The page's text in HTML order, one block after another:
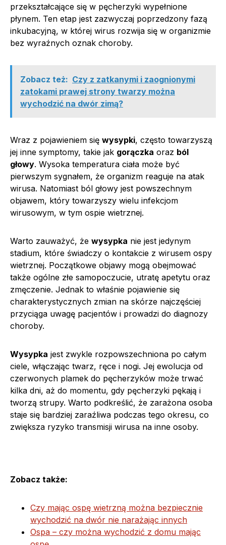
przekształcające się w pęcherzyki wypełnione
płynem. Ten etap jest zazwyczaj poprzedzony fazą
inkubacyjną, w której wirus rozwija się w organizmie
bez wyraźnych oznak choroby.
Zobacz też: Czy z zatkanymi i zaognionymi
zatokami prawej strony twarzy można
wychodzić na dwór zimą?
Wraz z pojawieniem się wysypki, często towarzyszą
jej inne symptomy, takie jak gorączka oraz ból
głowy. Wysoka temperatura ciała może być
pierwszym sygnałem, że organizm reaguje na atak
wirusa. Natomiast ból głowy jest powszechnym
objawem, który towarzyszy wielu infekcjom
wirusowym, w tym ospie wietrznej.
Warto zauważyć, że wysypka nie jest jedynym
stadium, które świadczy o kontakcie z wirusem ospy
wietrznej. Początkowe objawy mogą obejmować
także ogólne złe samopoczucie, utratę apetytu oraz
zmęczenie. Jednak to właśnie pojawienie się
charakterystycznych zmian na skórze najczęściej
przyciąga uwagę pacjentów i prowadzi do diagnozy
choroby.
Wysypka jest zwykle rozpowszechniona po całym
ciele, włączając twarz, ręce i nogi. Jej ewolucja od
czerwonych plamek do pęcherzyków może trwać
kilka dni, aż do momentu, gdy pęcherzyki pękają i
tworzą strupy. Warto podkreślić, że zarażona osoba
staje się bardziej zaraźliwa podczas tego okresu, co
zwiększa ryzyko transmisji wirusa na inne osoby.
Zobacz także:
Czy mając ospę wietrzną można bezpiecznie
wychodzić na dwór nie narażając innych
Ospa – czy można wychodzić z domu mając